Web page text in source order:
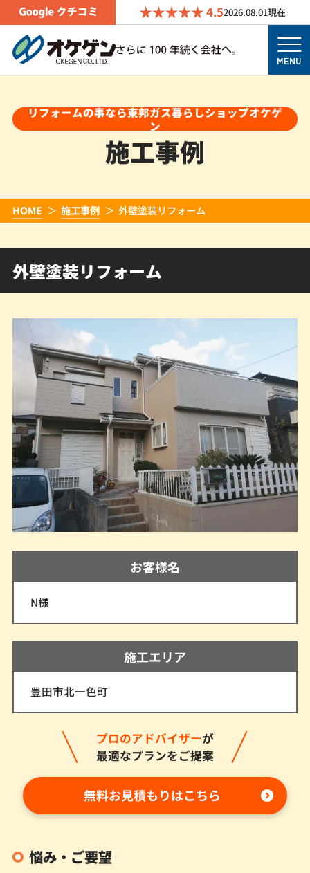
4.52026.08.01現在
MENU
リフォームの事なら東邦ガス暮らしショップオケゲ
ン
施工事例
HOME 施工事例 外壁塗装リフォーム
外壁塗装リフォーム
お客様名
N様
施工エリア
豊田市北一色町
プロのアドバイザーが
最適なプランをご提案
無料お見積もりはこちら
悩み・ご要望